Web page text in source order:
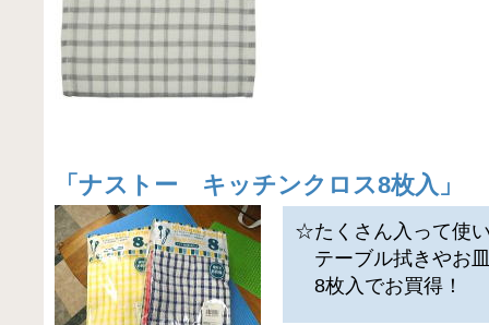
「 ナストー キッチンクロス8枚入 」
☆たくさん入って使
テーブル拭きやお
8枚入でお買得！